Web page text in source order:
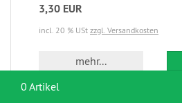
3,30 EUR
incl. 20 % USt zzgl. Versandkosten
mehr...
0 Artikel